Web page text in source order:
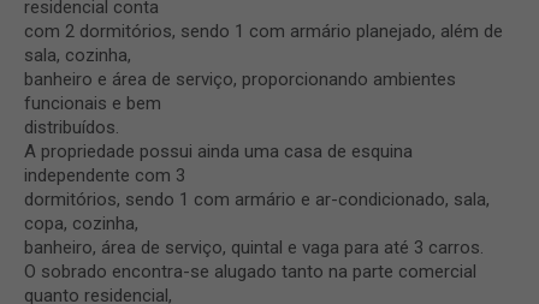
residencial conta
com 2 dormitórios, sendo 1 com armário planejado, além de
sala, cozinha,
banheiro e área de serviço, proporcionando ambientes
funcionais e bem
distribuídos.
A propriedade possui ainda uma casa de esquina
independente com 3
dormitórios, sendo 1 com armário e ar-condicionado, sala,
copa, cozinha,
banheiro, área de serviço, quintal e vaga para até 3 carros.
O sobrado encontra-se alugado tanto na parte comercial
quanto residencial,